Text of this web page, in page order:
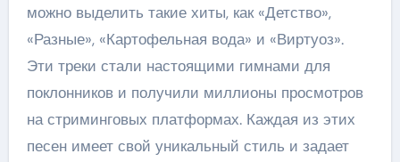
можно выделить такие хиты, как «Детство»,
«Разные», «Картофельная вода» и «Виртуоз».
Эти треки стали настоящими гимнами для
поклонников и получили миллионы просмотров
на стриминговых платформах. Каждая из этих
песен имеет свой уникальный стиль и задает